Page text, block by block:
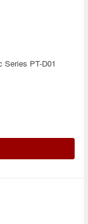
Series PT-D01